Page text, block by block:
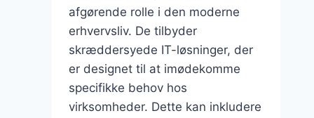
afgørende rolle i den moderne
erhvervsliv. De tilbyder
skræddersyede IT-løsninger, der
er designet til at imødekomme
specifikke behov hos
virksomheder. Dette kan inkludere